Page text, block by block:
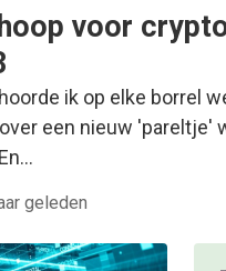
voor
ik op elke borrel
een nieuw 'pareltje'
geleden